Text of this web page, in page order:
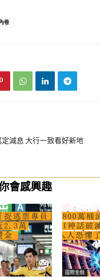
卷
減息 大行一致看好新地
會感興趣
國際金融